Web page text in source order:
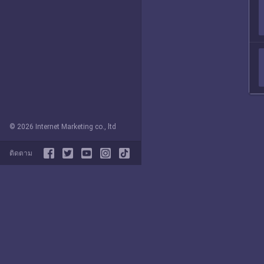
© 2026 Internet Marketing co., ltd
ติดตาม